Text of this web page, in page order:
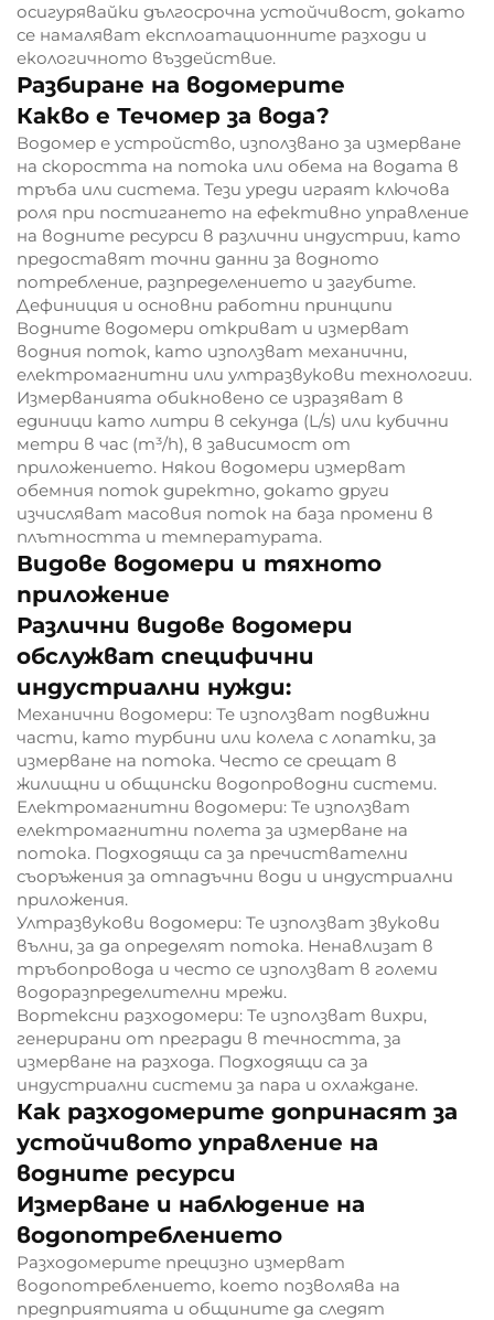
осигурявайки дългосрочна устойчивост, докато
се намаляват експлоатационните разходи и
екологичното въздействие.
Разбиране на водомерите
Какво е Течомер за вода?
Водомер е устройство, използвано за измерване
на скоростта на потока или обема на водата в
тръба или система. Тези уреди играят ключова
роля при постигането на ефективно управление
на водните ресурси в различни индустрии, като
предоставят точни данни за водното
потребление, разпределението и загубите.
Дефиниция и основни работни принципи
Водните водомери откриват и измерват
водния поток, като използват механични,
електромагнитни или ултразвукови технологии.
Измерванията обикновено се изразяват в
единици като литри в секунда (L/s) или кубични
метри в час (m³/h), в зависимост от
приложението. Някои водомери измерват
обемния поток директно, докато други
изчисляват масовия поток на база промени в
плътността и температурата.
Видове водомери и тяхното
приложение
Различни видове водомери
обслужват специфични
индустриални нужди:
Механични водомери: Те използват подвижни
части, като турбини или колела с лопатки, за
измерване на потока. Често се срещат в
жилищни и общински водопроводни системи.
Електромагнитни водомери: Те използват
електромагнитни полета за измерване на
потока. Подходящи са за пречиствателни
съоръжения за отпадъчни води и индустриални
приложения.
Ултразвукови водомери: Те използват звукови
вълни, за да определят потока. Ненавлизат в
тръбопровода и често се използват в големи
водоразпределителни мрежи.
Вортексни разходомери: Те използват вихри,
генерирани от прегради в течността, за
измерване на разхода. Подходящи са за
индустриални системи за пара и охлаждане.
Как разходомерите допринасят за
устойчивото управление на
водните ресурси
Измерване и наблюдение на
водопотреблението
Разходомерите прецизно измерват
водопотреблението, което позволява на
предприятията и общините да следят